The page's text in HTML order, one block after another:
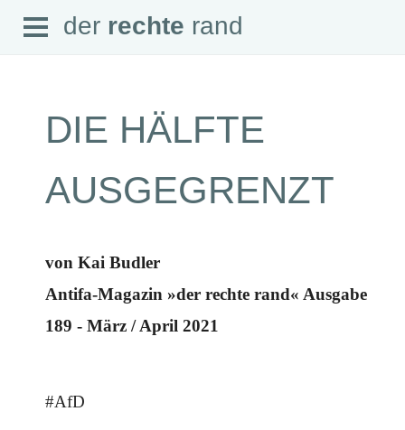
der rechte rand
SEITEN
Home
Audio
Downloads
Datenschutz
Schwerpunkte Übersicht
Schwerpunkt AFD-Verbot
Open
Menu
der rechte rand
DIE HÄLFTE
AUSGEGRENZT
von Kai Budler
Antifa-Magazin »der rechte rand« Ausgabe
189 - März / April 2021
#AfD